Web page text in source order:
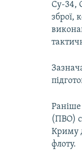
Су-34,
зброї,
Раніше
(ПВО)
Криму
флоту.